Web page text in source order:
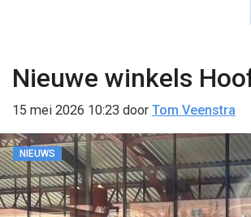
Nieuwe winkels
15 mei 2026 10:23 door Tom Veenstra
NIEUWS